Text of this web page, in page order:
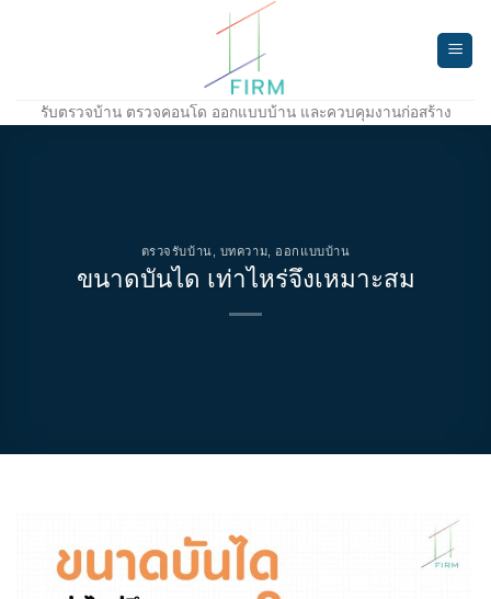
รับตรวจบ้าน ตรวจคอนโด ออกแบบบ้าน และควบคุมงานก่อสร้าง
ตรวจรับบ้าน บทความ ออกแบบบ้าน
ขนาดบันได เท่าไหร่จึงเหมาะสม